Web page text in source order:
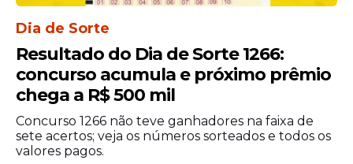
período, conforme a necessidade da
Secretaria Municipal de Educação, Cultura
e Esportes.
Dia de Sorte
Resultado do Dia de Sorte 1266:
concurso acumula e próximo prêmio
chega a R$ 500 mil
Concurso 1266 não teve ganhadores na faixa de
sete acertos; veja os números sorteados e todos os
valores pagos.